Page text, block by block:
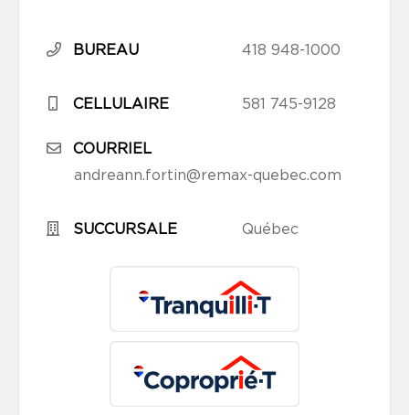
BUREAU 418 948-1000
CELLULAIRE 581 745-9128
COURRIEL
andreann.fortin@remax-quebec.com
SUCCURSALE Québec